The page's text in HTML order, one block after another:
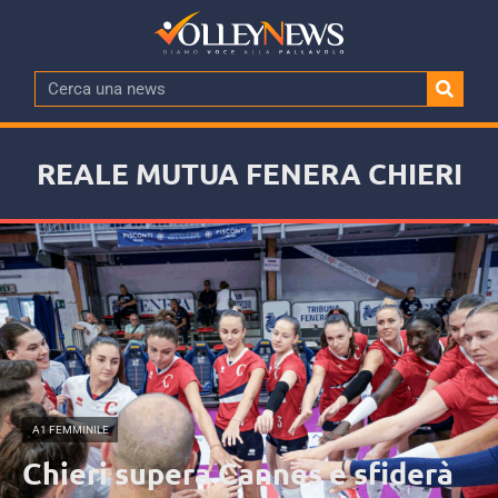
REALE MUTUA FENERA CHIERI
A1 FEMMINILE
Chieri supera Cannes e sfiderà